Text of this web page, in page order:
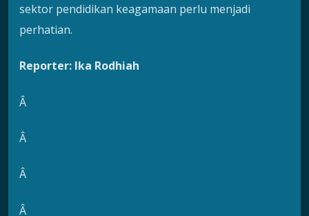
sektor pendidikan keagamaan perlu menjadi
perhatian.
Reporter: Ika Rodhiah
Â
Â
Â
Â